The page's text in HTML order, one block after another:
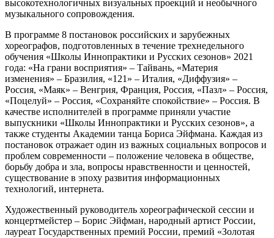
высокотехнологичных визуальных проекций и необычного
музыкального сопровождения.
В программе 8 постановок российских и зарубежных
хореографов, подготовленных в течение трехнедельного
обучения «Школы Иннопрактики и Русских сезонов» 2021
года: «На грани восприятия» – Тайвань, «Материя
изменения» – Бразилия, «121» – Италия, «Диффузия» –
Россия, «Маяк» – Венгрия, Франция, Россия, «Пазл» – Россия,
«Поцелуй» – Россия, «Сохраняйте спокойствие» – Россия. В
качестве исполнителей в программе приняли участие
выпускники «Школы Иннопрактики и Русских сезонов», а
также студенты Академии танца Бориса Эйфмана. Каждая из
постановок отражает один из важных социальных вопросов и
проблем современности – положение человека в обществе,
борьбу добра и зла, вопросы нравственности и ценностей,
существование в эпоху развития информационных
технологий, интернета.
Художественный руководитель хореографической сессии и
концертмейстер – Борис Эйфман, народный артист России,
лауреат Государственных премий России, премий «Золотая